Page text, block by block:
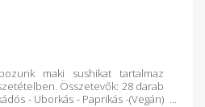
maki sushikat tartalmaz
Összetevők: 28 darab
- Uborkás - Paprikás -(Vegán)